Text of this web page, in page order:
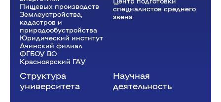
Пищевых производств
Землеустройства,
кадастров и
природообустройства
Юридический институт
Ачинский филиал
ФГБОУ ВО
Красноярский ГАУ
специалистов среднего
звена
Структура
университета
Научная
деятельность